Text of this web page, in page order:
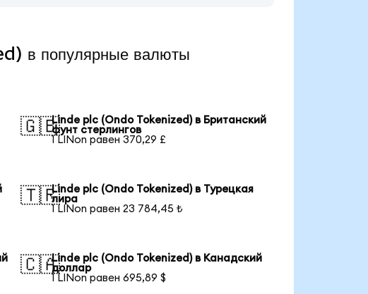
в популярные валюты
🇬🇧Linde plc (Ondo Tokenized) в Британский
фунт стерлингов
1 LINon равен 370,29 £
🇹🇷Linde plc (Ondo Tokenized) в Турецкая
лира
1 LINon равен 23 784,45 ₺
🇨🇦Linde plc (Ondo Tokenized) в Канадский
доллар
1 LINon равен 695,89 $